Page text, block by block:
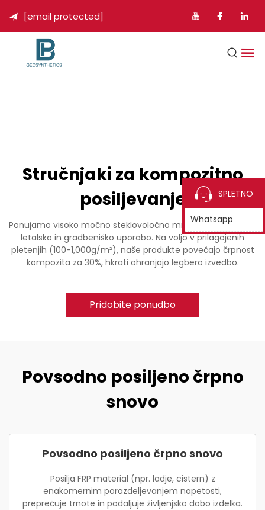
 [email protected]
Stručnjaki za kompozitno
posiljevanje
Ponujamo visoko močno steklovoločno mrežo za pomorsko,
letalsko in gradbeniško uporabo. Na voljo v prilagojenih
pletenjih (100-1,000g/m²), naše produkte povečajo črpnost
kompozita za 30%, hkrati ohranjajo legbero izvedbo.
Pridobite ponudbo
Povsodno posiljeno črpno
snovo
Povsodno posiljeno črpno snovo
Posilja FRP material (npr. ladje, cistern) z
enakomernim porazdeljevanjem napetosti,
preprečuje trnote in podaljuje življenjsko dobo izdelka.
SPLETNO
Whatsapp